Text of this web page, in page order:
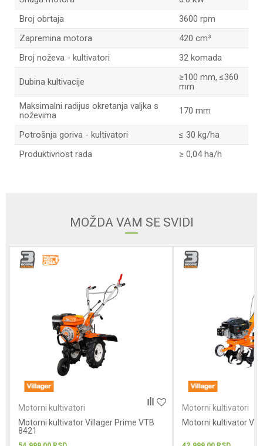
Broj obrtaja
3600 rpm
Zapremina motora
420 cm³
Broj noževa - kultivatori
32 komada
Dubina kultivacije
≥100 mm, ≤360
mm
Maksimalni radijus okretanja valjka s
noževima
170 mm
Potrošnja goriva - kultivatori
≤ 30 kg/ha
Produktivnost rada
≥ 0,04 ha/h
MOŽDA VAM SE SVIDI
Motorni kultivatori
Motorni kultivator Villager Prime VTB
8421
Motorni kultivatori
Motorni kultivator